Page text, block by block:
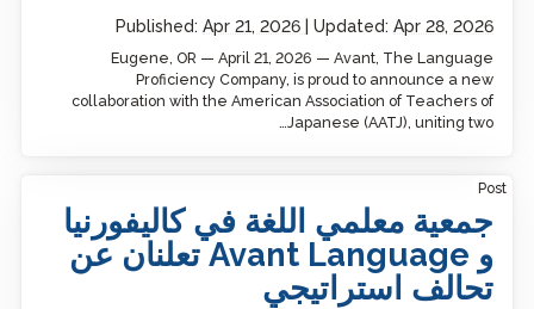
Published:Apr 21, 2026 Updated:Apr 28, 2026
Eugene, OR — April 21, 2026 — Avant, The Language
Proficiency Company, is proud to announce a new
collaboration with the American Association of Teachers of
Japanese (AATJ), uniting two…
Post
جمعية معلمي اللغة في كاليفورنيا
و Avant Language تعلنان عن
تحالف استراتيجي